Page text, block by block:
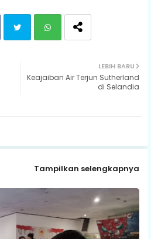
ats
LEBIH BARU
Keajaiban Air Terjun Sutherland
di Selandia
Tampilkan selengkapnya